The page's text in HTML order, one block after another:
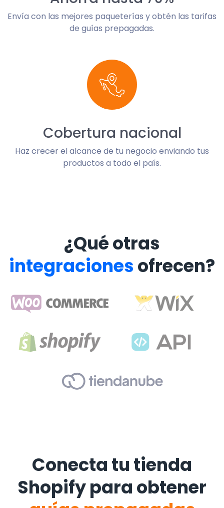
Envía con las mejores paqueterías y obtén las tarifas
de guías prepagadas.
Cobertura nacional
Haz crecer el alcance de tu negocio enviando tus
productos a todo el país.
¿Qué otras
integraciones ofrecen?
Conecta tu tienda
Shopify para obtener